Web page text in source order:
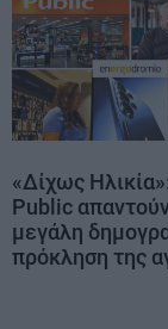
«Δίχως
Public
μεγάλη
πρόκληση της